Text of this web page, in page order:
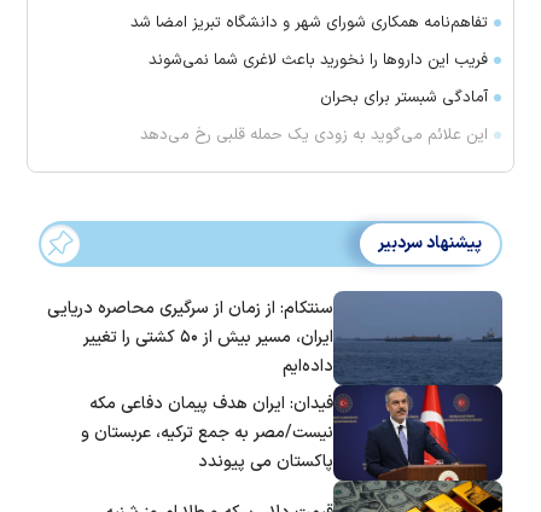
تفاهم‌نامه همکاری شورای شهر و دانشگاه تبریز امضا شد
فریب این دارو‌ها را نخورید باعث لاغری شما نمی‌شوند
آمادگی شبستر برای بحران
این علائم می‌گوید به زودی یک حمله قلبی رخ می‌دهد
پیشنهاد سردبیر
سنتکام: از زمان از سرگیری محاصره دریایی
ایران، مسیر بیش از ۵۰ کشتی را تغییر
داده‌ایم
فیدان: ایران هدف پیمان دفاعی مکه
نیست/مصر به جمع ترکیه، عربستان و
پاکستان می پیوندد